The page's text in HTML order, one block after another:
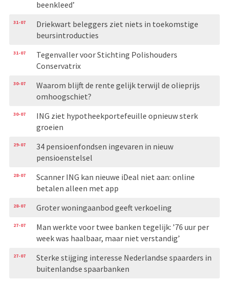
beenkleed’
31-07
Driekwart beleggers ziet niets in toekomstige
beursintroducties
31-07
Tegenvaller voor Stichting Polishouders
Conservatrix
30-07
Waarom blijft de rente gelijk terwijl de olieprijs
omhoogschiet?
30-07
ING ziet hypotheekportefeuille opnieuw sterk
groeien
29-07
34 pensioenfondsen ingevaren in nieuw
pensioenstelsel
28-07
Scanner ING kan nieuwe iDeal niet aan: online
betalen alleen met app
28-07 Groter woningaanbod geeft verkoeling
27-07
Man werkte voor twee banken tegelijk: ’76 uur per
week was haalbaar, maar niet verstandig’
27-07
Sterke stijging interesse Nederlandse spaarders in
buitenlandse spaarbanken